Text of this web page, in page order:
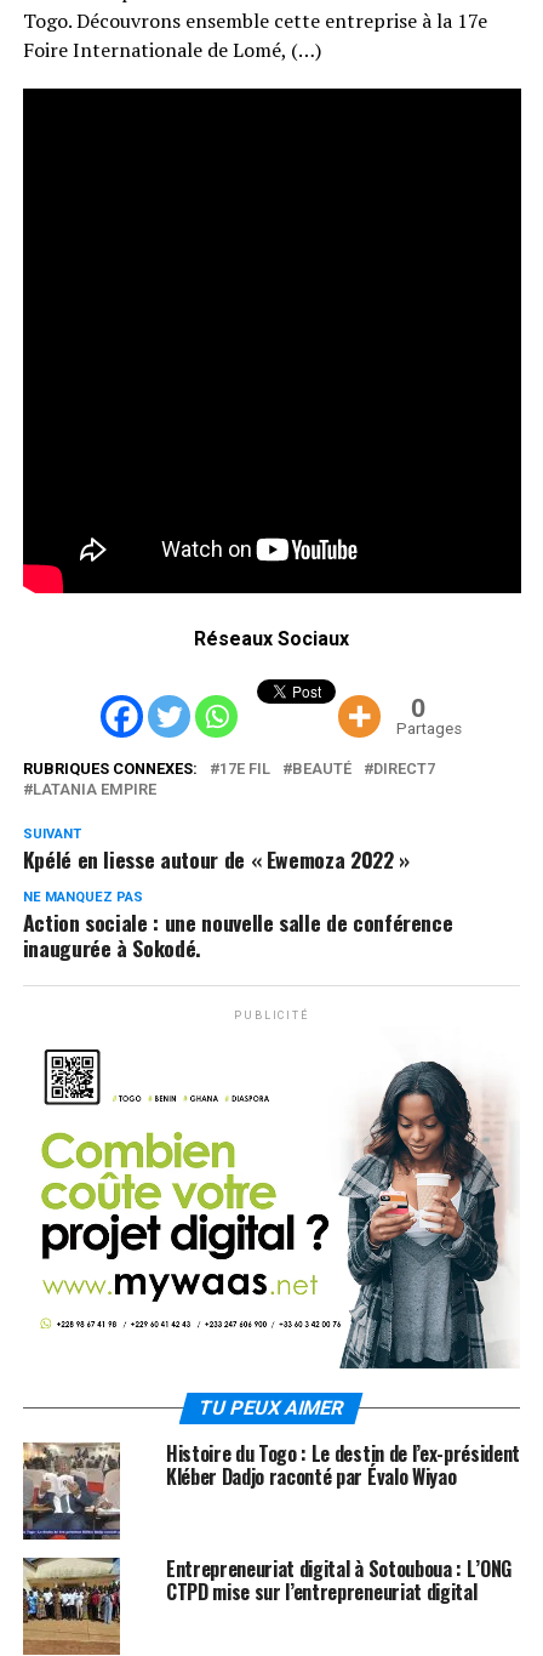
Togo. Découvrons ensemble cette entreprise à la 17e
Foire Internationale de Lomé, (…)
Réseaux Sociaux
0
Partages
RUBRIQUES CONNEXES: 17E FIL BEAUTÉ
DIRECT7
LATANIA EMPIRE
SUIVANT
Kpélé en liesse autour de « Ewemoza 2022 »
NE MANQUEZ PAS
Action sociale : une nouvelle salle de conférence
inaugurée à Sokodé.
PUBLICITÉ
TU PEUX AIMER
Histoire du Togo : Le destin de l’ex-président
Kléber Dadjo raconté par Évalo Wiyao
Entrepreneuriat digital à Sotouboua : L’ONG
CTPD mise sur l’entrepreneuriat digital